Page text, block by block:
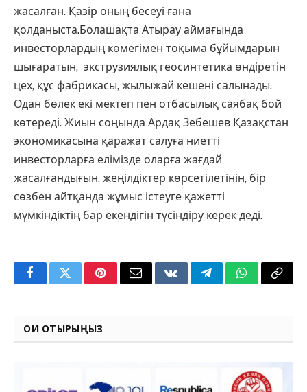
жасалған. Қазір оның бесеуі ғана
қолданыста.Болашақта Атырау аймағында
инвесторлардың көмегімен тоқыма бұйымдарын
шығаратын, экструзиялық геосинтетика өндіретін
цех, құс фабрикасы, жылыжай кешені салынады.
Одан бөлек екі мектеп пен отбасылық саябақ бой
көтереді. Жиын соңында Ардақ Зебешев Қазақстан
экономикасына қаражат салуға ниетті
инвесторларға елімізде оларға жағдай
жасалғандығын, жеңілдіктер көрсетілетінін, бір
сөзбен айтқанда жұмыс істеуге қажетті
мүмкіндіктің бар екендігін түсіндіру керек деді.
FacebookTwitterPinterestEmail VKontakteTelegramWhatsApp
Copy
ОҚИ ОТЫРЫҢЫЗ